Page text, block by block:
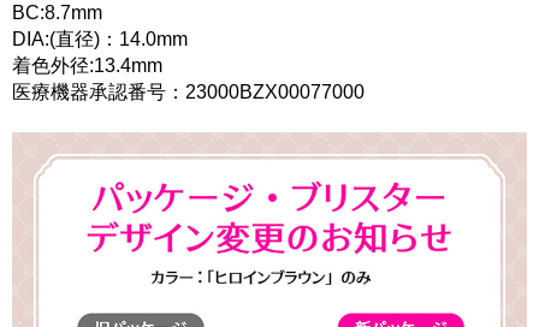
BC:8.7mm
DIA:(直径)：14.0mm
着色外径:13.4mm
医療機器承認番号：23000BZX00077000